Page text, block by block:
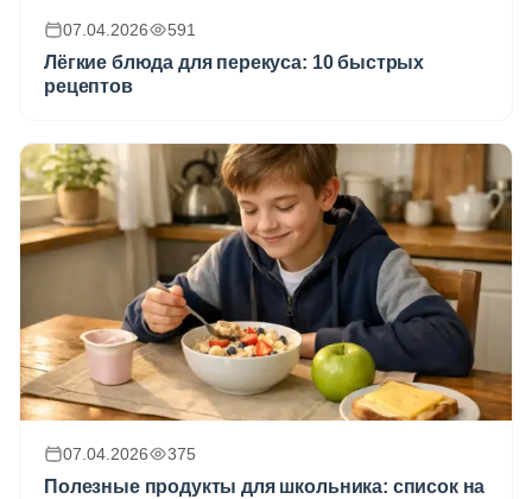
07.04.2026 591
Лёгкие блюда для перекуса: 10 быстрых
рецептов
07.04.2026 375
Полезные продукты для школьника: список на